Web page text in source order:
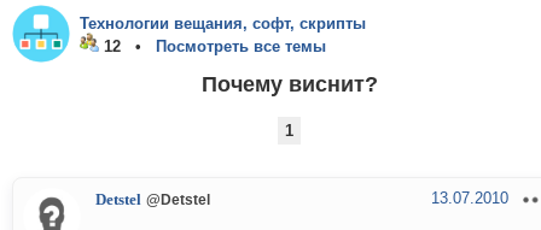
Технологии вещания, софт, скрипты
12 •
Посмотреть все темы
Почему виснит?
1
Detstel @Detstel 13.07.2010